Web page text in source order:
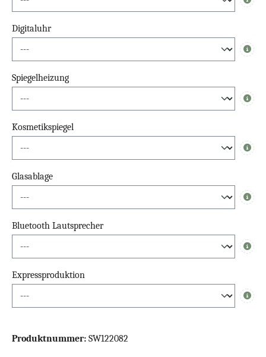
Info
Digitaluhr
Info
Spiegelheizung
Info
Kosmetikspiegel
Info
Glasablage
Info
Bluetooth Lautsprecher
Info
Expressproduktion
Info
Produktnummer: SW122082